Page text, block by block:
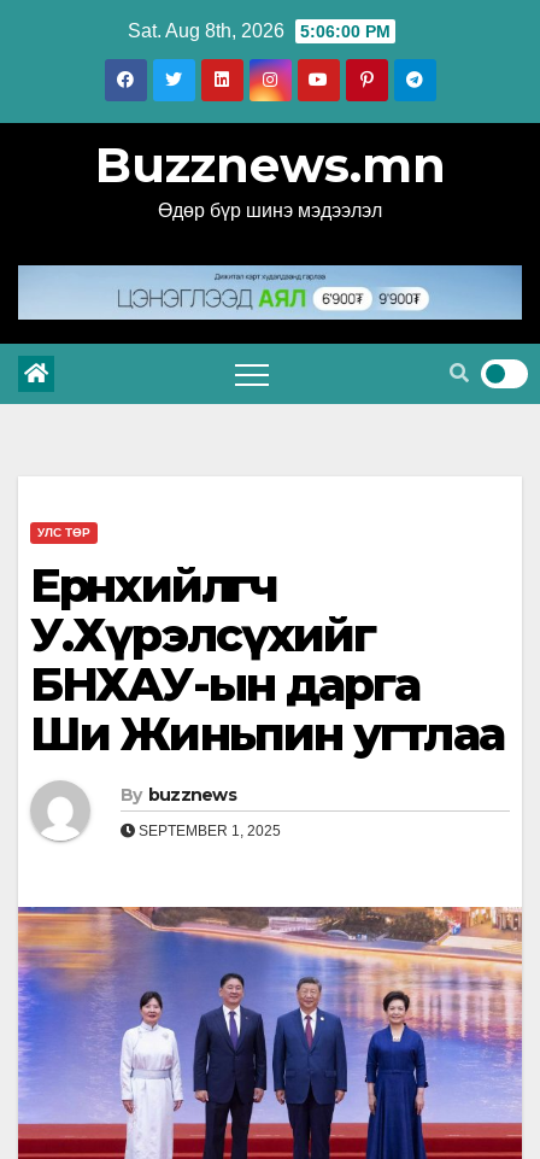
Sat. Aug 8th, 2026 5:06:01 PM
Buzznews.mn
Өдөр бүр шинэ мэдээлэл
УЛС ТӨР
Ерөнхийлөгч
У.Хүрэлсүхийг
БНХАУ-ын дарга
Ши Жиньпин угтлаа
By buzznews
SEPTEMBER 1, 2025